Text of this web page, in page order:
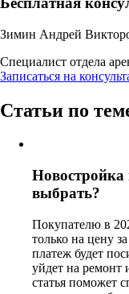
Зимин Андрей
Специалист отдела
Записаться на
Статьи по
Новостройка
выбрать?
Покупателю в
только на цену
платеж будет
уйдет на ремонт
статья поможет